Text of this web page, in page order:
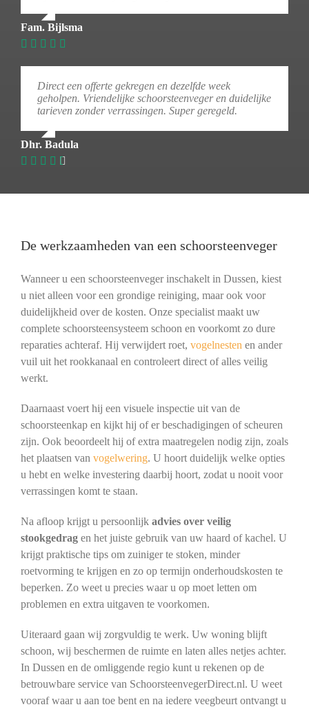
Fam. Bijlsma
Direct een offerte gekregen en dezelfde week
geholpen. Vriendelijke schoorsteenveger en duidelijke
tarieven zonder verrassingen. Super geregeld.
Dhr. Badula
De werkzaamheden van een schoorsteenveger
Wanneer u een schoorsteenveger inschakelt in Dussen, kiest
u niet alleen voor een grondige reiniging, maar ook voor
duidelijkheid over de kosten. Onze specialist maakt uw
complete schoorsteensysteem schoon en voorkomt zo dure
reparaties achteraf. Hij verwijdert roet, vogelnesten en ander
vuil uit het rookkanaal en controleert direct of alles veilig
werkt.
Daarnaast voert hij een visuele inspectie uit van de
schoorsteenkap en kijkt hij of er beschadigingen of scheuren
zijn. Ook beoordeelt hij of extra maatregelen nodig zijn, zoals
het plaatsen van vogelwering. U hoort duidelijk welke opties
u hebt en welke investering daarbij hoort, zodat u nooit voor
verrassingen komt te staan.
Na afloop krijgt u persoonlijk advies over veilig
stookgedragen het juiste gebruik van uw haard of kachel. U
krijgt praktische tips om zuiniger te stoken, minder
roetvorming te krijgen en zo op termijn onderhoudskosten te
beperken. Zo weet u precies waar u op moet letten om
problemen en extra uitgaven te voorkomen.
Uiteraard gaan wij zorgvuldig te werk. Uw woning blijft
schoon, wij beschermen de ruimte en laten alles netjes achter.
In Dussen en de omliggende regio kunt u rekenen op de
betrouwbare service van SchoorsteenvegerDirect.nl. U weet
vooraf waar u aan toe bent en na iedere veegbeurt ontvangt u